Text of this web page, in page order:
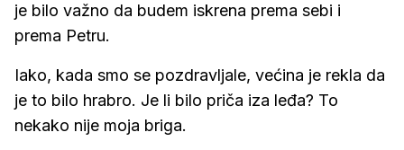
je bilo važno da budem iskrena prema sebi i
prema Petru.
Iako, kada smo se pozdravljale, većina je rekla da
je to bilo hrabro. Je li bilo priča iza leđa? To
nekako nije moja briga.